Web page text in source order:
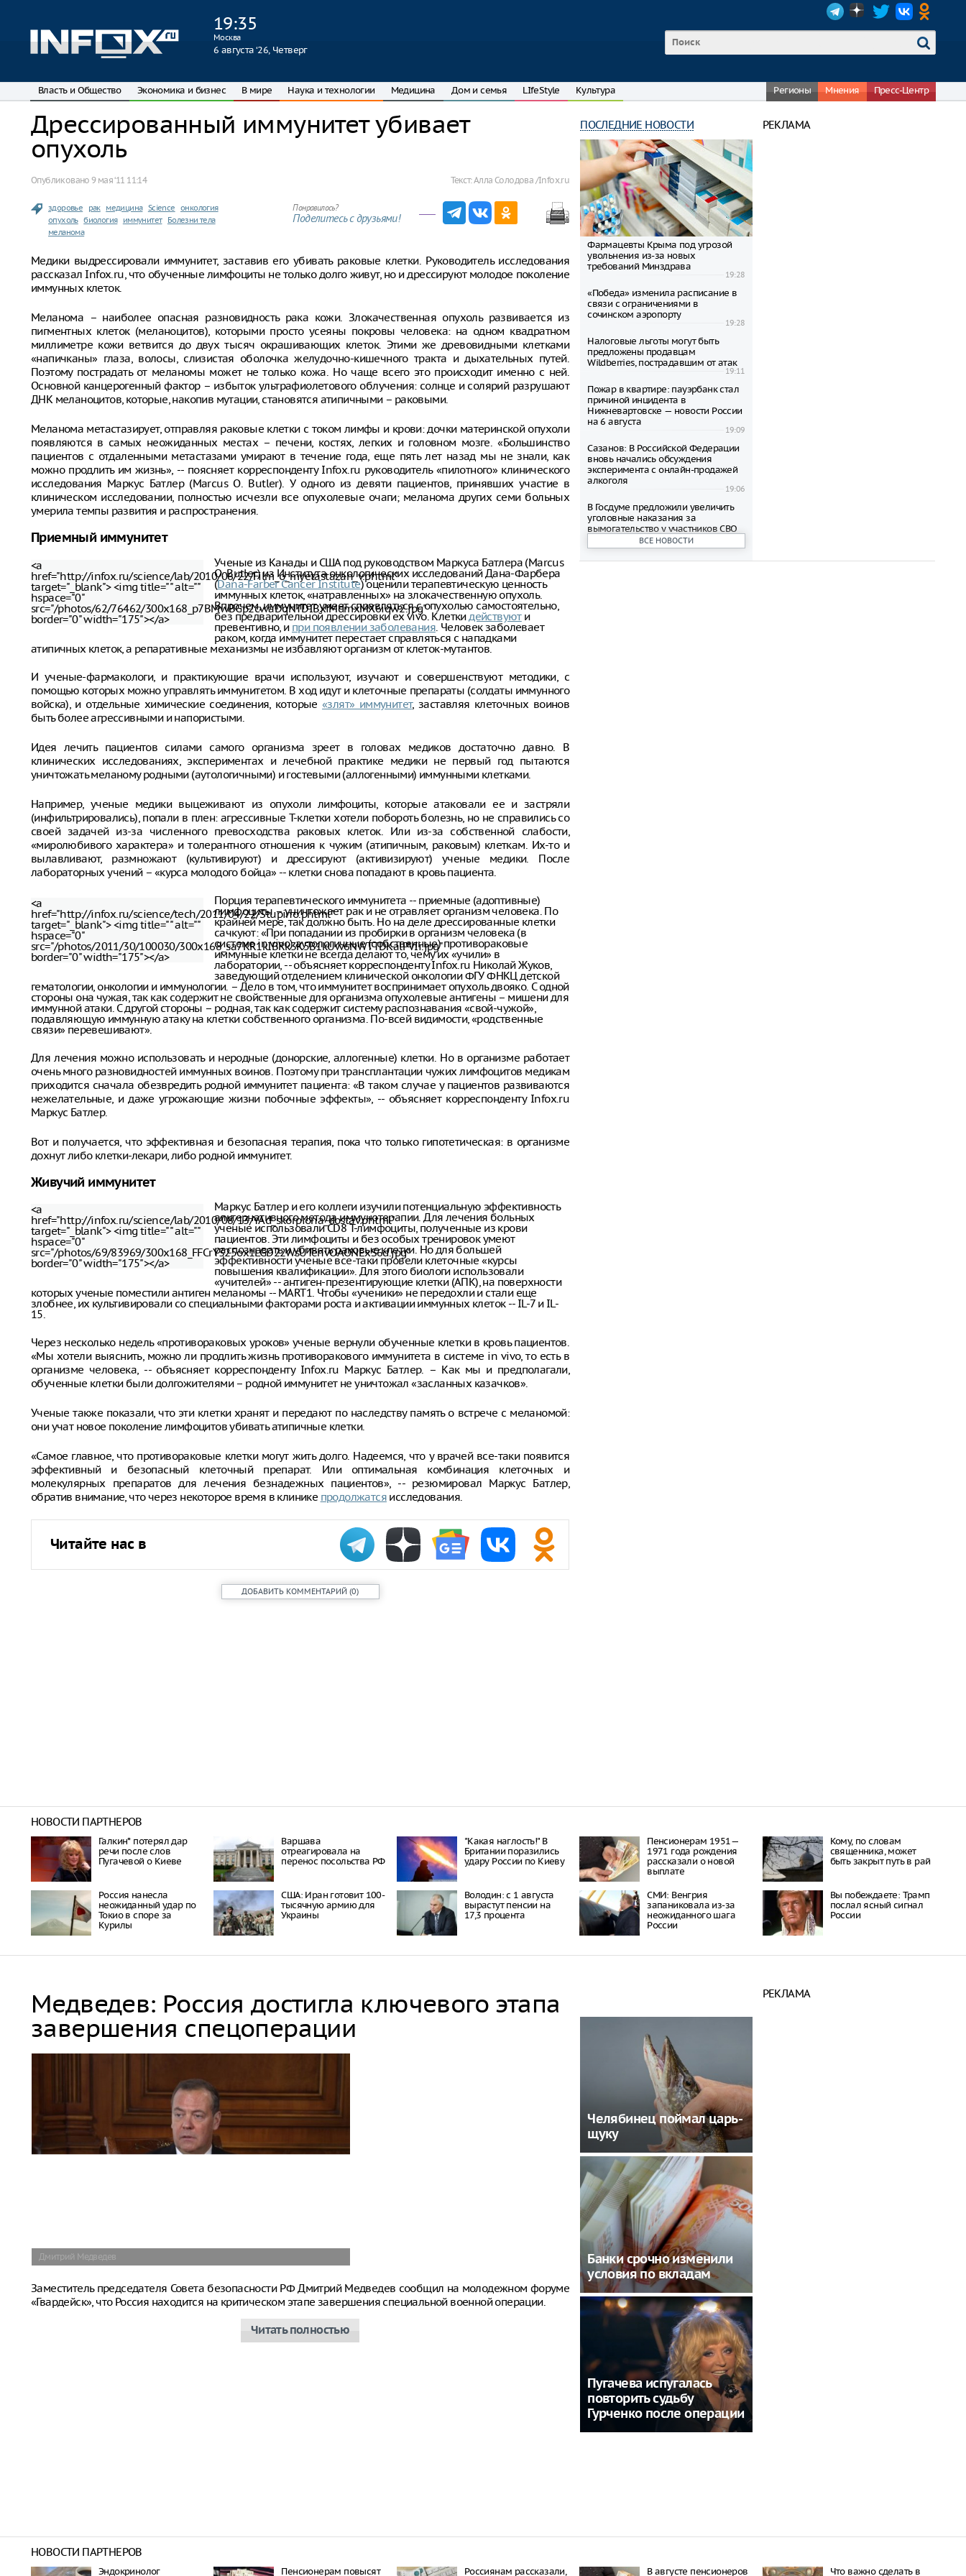
19:35
Москва
6 августа ‘26, Четверг
Власть и Общество Экономика и бизнес В мире Наука и технологии Медицина Дом и семья LIfeStyle Культура Регионы Мнения Пресс-Центр
Дрессированный иммунитет убивает
опухоль
Опубликовано9 мая ‘11 11:14 Текст:Алла Солодова /Infox.ru
здоровье рак медицина Science онкология
опухоль биология иммунитет
Болезни тела
меланома
Понравилось?
Поделитесь с друзьями!
Медики выдрессировали иммунитет, заставив его убивать раковые клетки. Руководитель исследования
рассказал Infox.ru, что обученные лимфоциты не только долго живут, но и дрессируют молодое поколение
иммунных клеток.
Меланома – наиболее опасная разновидность рака кожи. Злокачественная опухоль развивается из
пигментных клеток (меланоцитов), которыми просто усеяны покровы человека: на одном квадратном
миллиметре кожи ветвится до двух тысяч окрашивающих клеток. Этими же древовидными клетками
«напичканы» глаза, волосы, слизистая оболочка желудочно-кишечного тракта и дыхательных путей.
Поэтому пострадать от меланомы может не только кожа. Но чаще всего это происходит именно с ней.
Основной канцерогенный фактор – избыток ультрафиолетового облучения: солнце и солярий разрушают
ДНК меланоцитов, которые, накопив мутации, становятся атипичными – раковыми.
Меланома метастазирует, отправляя раковые клетки с током лимфы и крови: дочки материнской опухоли
появляются в самых неожиданных местах – печени, костях, легких и головном мозге. «Большинство
пациентов с отдаленными метастазами умирают в течение года, еще пять лет назад мы не знали, как
можно продлить им жизнь», -- поясняет корреспонденту Infox.ru руководитель «пилотного» клинического
исследования Маркус Батлер (Marcus O. Butler). У одного из девяти пациентов, принявших участие в
клиническом исследовании, полностью исчезли все опухолевые очаги; меланома других семи больных
умерила темпы развития и распространения.
Приемный иммунитет
<a
href="http://infox.ru/science/lab/2010/06/22/Film_o_myetastazah_v.phtml"
target="_blank"> <img title="" alt=""
hspace="0"
src="/photos/62/76462/300x168_p7BMwBGp2cwaDqNTDIBxfMdmxMX6iqw2.jpg"
border="0" width="175"></a>
Ученые из Канады и США под руководством Маркуса Батлера (Marcus
O. Butler) из Института онкологических исследований Дана-Фарбера
(Dana-Farber Cancer Institute) оценили терапевтическую ценность
иммунных клеток, «натравленных» на злокачественную опухоль.
Впрочем, иммунитет умеет справляться с опухолью самостоятельно,
без предварительной дрессировки ex vivo. Клетки действуюти
превентивно, и при появлении заболевания . Человек заболевает
раком, когда иммунитет перестает справляться с нападками
атипичных клеток, а репаративные механизмы не избавляют организм от клеток-мутантов.
И ученые-фармакологи, и практикующие врачи используют, изучают и совершенствуют методики, с
помощью которых можно управлять иммунитетом. В ход идут и клеточные препараты (солдаты иммунного
войска), и отдельные химические соединения, которые«злят» иммунитет, заставляя клеточных воинов
быть более агрессивными и напористыми.
Идея лечить пациентов силами самого организма зреет в головах медиков достаточно давно. В
клинических исследованиях, экспериментах и лечебной практике медики не первый год пытаются
уничтожать меланому родными (аутологичными) и гостевыми (аллогенными) иммунными клетками.
Например, ученые медики выцеживают из опухоли лимфоциты, которые атаковали ее и застряли
(инфильтрировались), попали в плен: агрессивные Т-клетки хотели побороть болезнь, но не справились со
своей задачей из-за численного превосходства раковых клеток. Или из-за собственной слабости,
«миролюбивого характера» и толерантного отношения к чужим (атипичным, раковым) клеткам. Их-то и
вылавливают, размножают (культивируют) и дрессируют (активизируют) ученые медики. После
лабораторных учений – «курса молодого бойца» -- клетки снова попадают в кровь пациента.
<a
href="http://infox.ru/science/tech/2011/04/22/Stupino.phtml"
target="_blank"> <img title="" alt=""
hspace="0"
src="/photos/2011/30/100030/300x168_sa7KR1kIBRk3K5B1kUw6NWTTDKalPVIi.jpg"
border="0" width="175"></a>
Порция терапевтического иммунитета -- приемные (адоптивные)
лимфоциты – уничтожает рак и не отравляет организм человека. По
крайней мере, так должно быть. Но на деле дрессированные клетки
сачкуют: «При попадании из пробирки в организм человека (в
системе in vivo) аутологичные (собственные) противораковые
иммунные клетки не всегда делают то, чему их «учили» в
лаборатории, -- объясняет корреспонденту Infox.ru Николай Жуков,
заведующий отделением клинической онкологии ФГУ ФНКЦ детской
гематологии, онкологии и иммунологии. – Дело в том, что иммунитет воспринимает опухоль двояко. С одной
стороны она чужая, так как содержит не свойственные для организма опухолевые антигены – мишени для
иммунной атаки. С другой стороны – родная, так как содержит систему распознавания «свой-чужой»,
подавляющую иммунную атаку на клетки собственного организма. По-всей видимости, «родственные
связи» перевешивают».
Для лечения можно использовать и неродные (донорские, аллогенные) клетки. Но в организме работает
очень много разновидностей иммунных воинов. Поэтому при трансплантации чужих лимфоцитов медикам
приходится сначала обезвредить родной иммунитет пациента: «В таком случае у пациентов развиваются
нежелательные, и даже угрожающие жизни побочные эффекты», -- объясняет корреспонденту Infox.ru
Маркус Батлер.
Вот и получается, что эффективная и безопасная терапия, пока что только гипотетическая: в организме
дохнут либо клетки-лекари, либо родной иммунитет.
Живучий иммунитет
<a
href="http://infox.ru/science/lab/2010/08/13/YAd_skorpiona_dostav.phtml"
target="_blank"> <img title="" alt=""
hspace="0"
src="/photos/69/83969/300x168_FFCrY325ox1LGD22WsUTehvOAONExS6d.jpg"
border="0" width="175"></a>
Маркус Батлер и его коллеги изучили потенциальную эффективность
альтернативного метода иммунотерапии. Для лечения больных
ученые использовали CD8 Т-лимфоциты, полученные из крови
пациентов. Эти лимфоциты и без особых тренировок умеют
распознавать и убивать раковые клетки. Но для большей
эффективности ученые все-таки провели клеточные «курсы
повышения квалификации». Для этого биологи использовали
«учителей» -- антиген-презентирующие клетки (АПК), на поверхности
которых ученые поместили антиген меланомы -- MART1. Чтобы «ученики» не передохли и стали еще
злобнее, их культивировали со специальными факторами роста и активации иммунных клеток -- IL-7 и IL-
15.
Через несколько недель «противораковых уроков» ученые вернули обученные клетки в кровь пациентов.
«Мы хотели выяснить, можно ли продлить жизнь противоракового иммунитета в системе in vivo, то есть в
организме человека, -- объясняет корреспонденту Infox.ru Маркус Батлер. – Как мы и предполагали,
обученные клетки были долгожителями – родной иммунитет не уничтожал «засланных казачков».
Ученые также показали, что эти клетки хранят и передают по наследству память о встрече с меланомой:
они учат новое поколение лимфоцитов убивать атипичные клетки.
«Самое главное, что противораковые клетки могут жить долго. Надеемся, что у врачей все-таки появится
эффективный и безопасный клеточный препарат. Или оптимальная комбинация клеточных и
молекулярных препаратов для лечения безнадежных пациентов», -- резюмировал Маркус Батлер,
обратив внимание, что через некоторое время в клинике продолжатся исследования.
Читайте нас в
ДОБАВИТЬ КОММЕНТАРИЙ (0)
ПОСЛЕДНИЕ НОВОСТИ
Фармацевты Крыма под угрозой
увольнения из-за новых
требований Минздрава
19:28
«Победа» изменила расписание в
связи с ограничениями в
сочинском аэропорту
19:28
Налоговые льготы могут быть
предложены продавцам
Wildberries, пострадавшим от атак
19:11
Пожар в квартире: пауэрбанк стал
причиной инцидента в
Нижневартовске — новости России
на 6 августа
19:09
Сазанов: В Российской Федерации
вновь начались обсуждения
эксперимента с онлайн-продажей
алкоголя
19:06
В Госдуме предложили увеличить
уголовные наказания за
вымогательство у участников СВО
19:03
ВСЕ НОВОСТИ
РЕКЛАМА
НОВОСТИ ПАРТНЕРОВ
Галкин* потерял дар
речи после слов
Пугачевой о Киеве
Варшава
отреагировала на
перенос посольства РФ
"Какая наглость!" В
Британии поразились
удару России по Киеву
Пенсионерам 1951—
1971 года рождения
рассказали о новой
выплате
Кому, по словам
священника, может
быть закрыт путь в рай
Россия нанесла
неожиданный удар по
Токио в споре за
Курилы
США: Иран готовит 100-
тысячную армию для
Украины
Володин: с 1 августа
вырастут пенсии на
17,3 процента
СМИ: Венгрия
запаниковала из-за
неожиданного шага
России
Вы побеждаете: Трамп
послал ясный сигнал
России
Медведев: Россия достигла ключевого этапа
завершения спецоперации
Дмитрий Медведев
Заместитель председателя Совета безопасности РФ Дмитрий Медведев сообщил на молодежном форуме
«Гвардейск», что Россия находится на критическом этапе завершения специальной военной операции.
Читать полностью
Челябинец поймал царь-
щуку
Банки срочно изменили
условия по вкладам
Пугачева испугалась
повторить судьбу
Гурченко после операции
РЕКЛАМА
НОВОСТИ ПАРТНЕРОВ
Эндокринолог
Пенсионерам повысят
Россиянам рассказали,
В августе пенсионеров
Что важно сделать в